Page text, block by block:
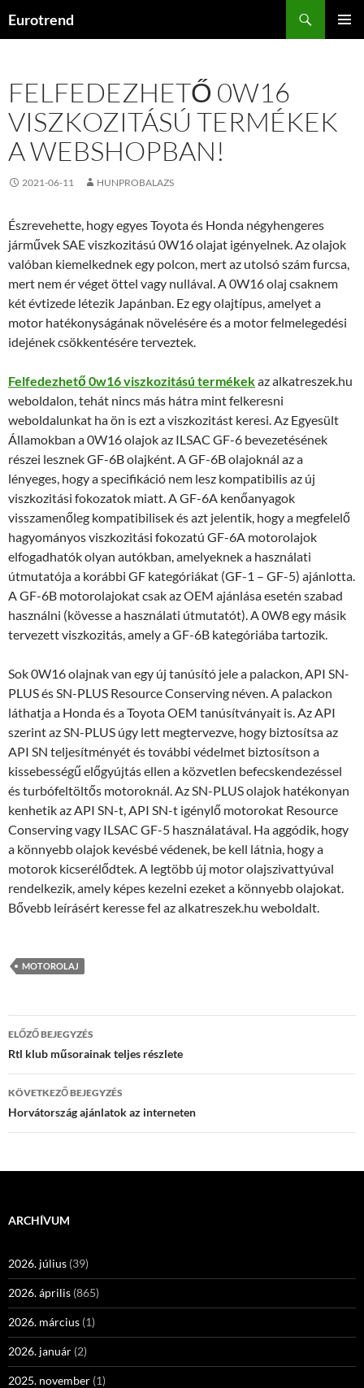
Eurotrend
FELFEDEZHETŐ 0W16
VISZKOZITÁSÚ TERMÉKEK
A WEBSHOPBAN!
2021-06-11 HUNPROBALAZS
Észrevehette, hogy egyes Toyota és Honda négyhengeres
járművek SAE viszkozitású 0W16 olajat igényelnek. Az olajok
valóban kiemelkednek egy polcon, mert az utolsó szám furcsa,
mert nem ér véget öttel vagy nullával. A 0W16 olaj csaknem
két évtizede létezik Japánban. Ez egy olajtípus, amelyet a
motor hatékonyságának növelésére és a motor felmelegedési
idejének csökkentésére terveztek.
Felfedezhető 0w16 viszkozitású termékekaz alkatreszek.hu
weboldalon, tehát nincs más hátra mint felkeresni
weboldalunkat ha ön is ezt a viszkozitást keresi. Az Egyesült
Államokban a 0W16 olajok az ILSAC GF-6 bevezetésének
részei lesznek GF-6B olajként. A GF-6B olajoknál az a
lényeges, hogy a specifikáció nem lesz kompatibilis az új
viszkozitási fokozatok miatt. A GF-6A kenőanyagok
visszamenőleg kompatibilisek és azt jelentik, hogy a megfelelő
hagyományos viszkozitási fokozatú GF-6A motorolajok
elfogadhatók olyan autókban, amelyeknek a használati
útmutatója a korábbi GF kategóriákat (GF-1 – GF-5) ajánlotta.
A GF-6B motorolajokat csak az OEM ajánlása esetén szabad
használni (kövesse a használati útmutatót). A 0W8 egy másik
tervezett viszkozitás, amely a GF-6B kategóriába tartozik.
Sok 0W16 olajnak van egy új tanúsító jele a palackon, API SN-
PLUS és SN-PLUS Resource Conserving néven. A palackon
láthatja a Honda és a Toyota OEM tanúsítványait is. Az API
szerint az SN-PLUS úgy lett megtervezve, hogy biztosítsa az
API SN teljesítményét és további védelmet biztosítson a
kissebességű előgyújtás ellen a közvetlen befecskendezéssel
és turbófeltöltős motoroknál. Az SN-PLUS olajok hatékonyan
kenhetik az API SN-t, API SN-t igénylő motorokat Resource
Conserving vagy ILSAC GF-5 használatával. Ha aggódik, hogy
a könnyebb olajok kevésbé védenek, be kell látnia, hogy a
motorok kicserélődtek. A legtöbb új motor olajszivattyúval
rendelkezik, amely képes kezelni ezeket a könnyebb olajokat.
Bővebb leírásért keresse fel az alkatreszek.hu weboldalt.
MOTOROLAJ
Bejegyzés
navigáció
ELŐZŐ BEJEGYZÉS
Rtl klub műsorainak teljes részlete
KÖVETKEZŐ BEJEGYZÉS
Horvátország ajánlatok az interneten
ARCHÍVUM
2026. július (39)
2026. április (865)
2026. március (1)
2026. január (2)
2025. november (1)